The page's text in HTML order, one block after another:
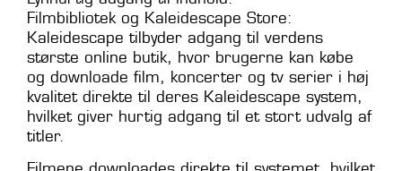
Filmbibliotek og Kaleidescape Store:
Kaleidescape tilbyder adgang til verdens
største online butik, hvor brugerne kan købe
og downloade film, koncerter og tv serier i høj
kvalitet direkte til deres Kaleidescape system,
hvilket giver hurtig adgang til et stort udvalg af
titler.